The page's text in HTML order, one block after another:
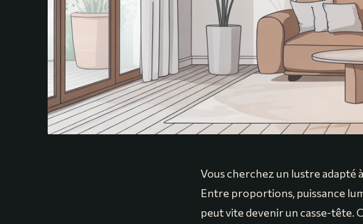
Vous cherchez un lustre adapté
Entre proportions, puissance
peut vite devenir un casse-tête.